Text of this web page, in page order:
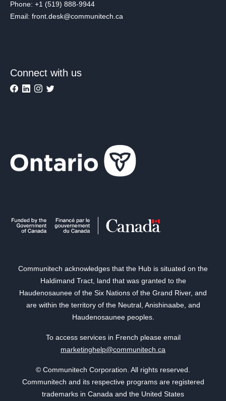
Phone: +1 (519) 888-9944
Email: front.desk@communitech.ca
Connect with us
Communitech acknowledges that the Hub is situated on the
Haldimand Tract, land that was granted to the
Haudenosaunee of the Six Nations of the Grand River, and
are within the territory of the Neutral, Anishinaabe, and
Haudenosaunee peoples.
To access services in French please email
marketinghelp@communitech.ca
© Communitech Corporation. All rights reserved.
Communitech and its respective programs are registered
trademarks in Canada and the United States